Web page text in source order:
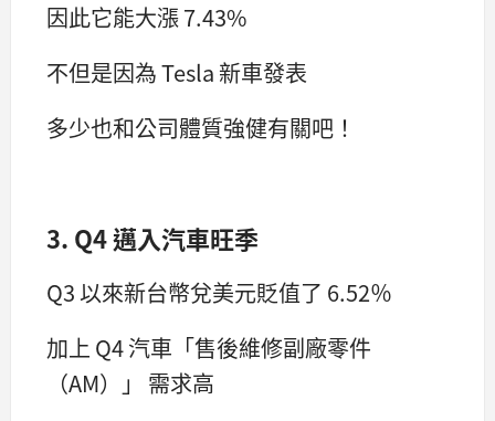
因此它能大漲 7.43%
不但是因為 Tesla 新車發表
多少也和公司體質強健有關吧！
3. Q4 邁入汽車旺季
Q3 以來新台幣兌美元貶值了 6.52％
加上 Q4 汽車「售後維修副廠零件
（AM）」 需求高